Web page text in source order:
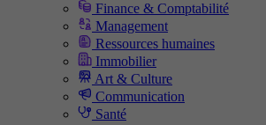
Finance & Comptabilité
Management
Ressources humaines
Immobilier
Art & Culture
Communication
Santé